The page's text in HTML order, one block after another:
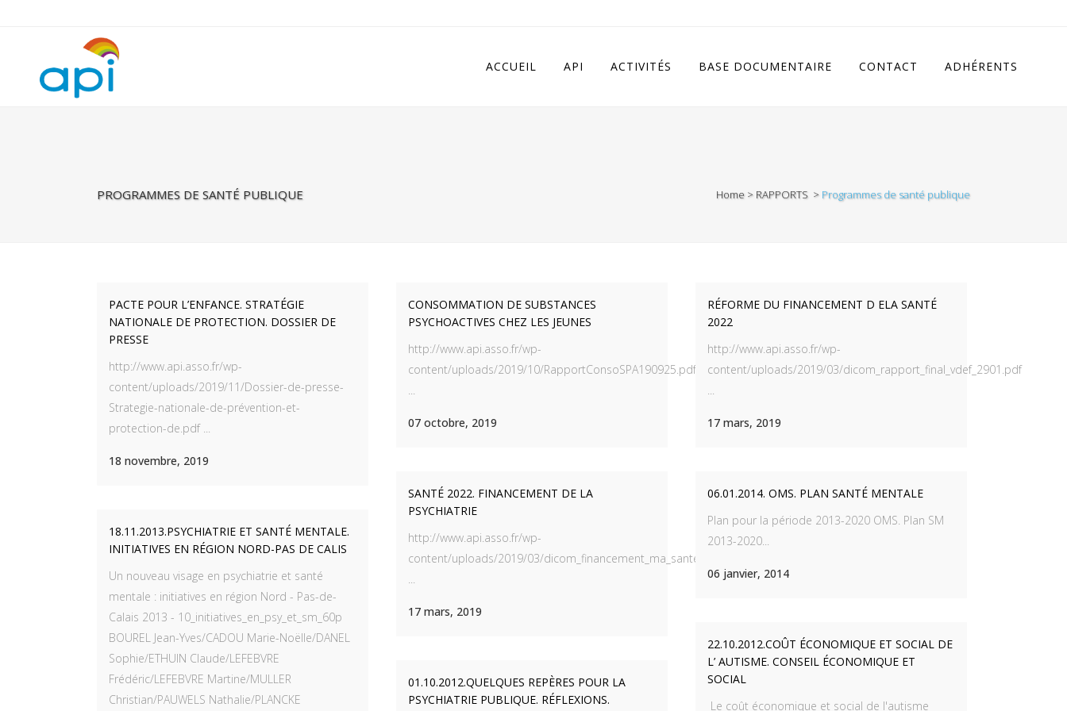
ACCUEIL API ACTIVITÉS BASE DOCUMENTAIRE CONTACT ADHÉRENTS
PROGRAMMES DE SANTÉ PUBLIQUE Home > RAPPORTS > Programmes de santé publique
PACTE POUR L’ENFANCE. STRATÉGIE
NATIONALE DE PROTECTION. DOSSIER DE
PRESSE
http://www.api.asso.fr/wp-
content/uploads/2019/11/Dossier-de-presse-
Strategie-nationale-de-prévention-et-
protection-de.pdf ...
18 novembre, 2019
CONSOMMATION DE SUBSTANCES
PSYCHOACTIVES CHEZ LES JEUNES
http://www.api.asso.fr/wp-
content/uploads/2019/10/RapportConsoSPA190925.pdf
...
07 octobre, 2019
RÉFORME DU FINANCEMENT D ELA SANTÉ
2022
http://www.api.asso.fr/wp-
content/uploads/2019/03/dicom_rapport_final_vdef_2901.pdf
...
17 mars, 2019
SANTÉ 2022. FINANCEMENT DE LA
PSYCHIATRIE
http://www.api.asso.fr/wp-
content/uploads/2019/03/dicom_financement_ma_sante__les_fiches_vdef.pdf
...
17 mars, 2019
06.01.2014. OMS. PLAN SANTÉ MENTALE
Plan pour la période 2013-2020 OMS. Plan SM
2013-2020...
06 janvier, 2014
18.11.2013.PSYCHIATRIE ET SANTÉ MENTALE.
INITIATIVES EN RÉGION NORD-PAS DE CALIS
Un nouveau visage en psychiatrie et santé
mentale : initiatives en région Nord - Pas-de-
Calais 2013 - 10_initiatives_en_psy_et_sm_60p
BOUREL Jean-Yves/CADOU Marie-Noëlle/DANEL
Sophie/ETHUIN Claude/LEFEBVRE
Frédéric/LEFEBVRE Martine/MULLER
Christian/PAUWELS Nathalie/PLANCKE
22.10.2012.COÛT ÉCONOMIQUE ET SOCIAL DE
L’ AUTISME. CONSEIL ÉCONOMIQUE ET
SOCIAL
Le coût économique et social de l'autisme
01.10.2012.QUELQUES REPÈRES POUR LA
PSYCHIATRIE PUBLIQUE. RÉFLEXIONS.
NOS DERNIERS ARTICLES